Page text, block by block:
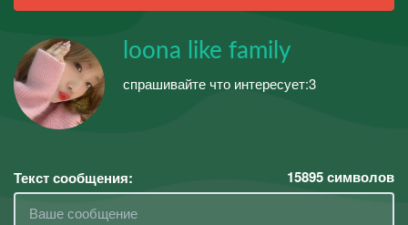
loona like family
спрашивайте что интересует:3
Текст сообщения: 15895символов